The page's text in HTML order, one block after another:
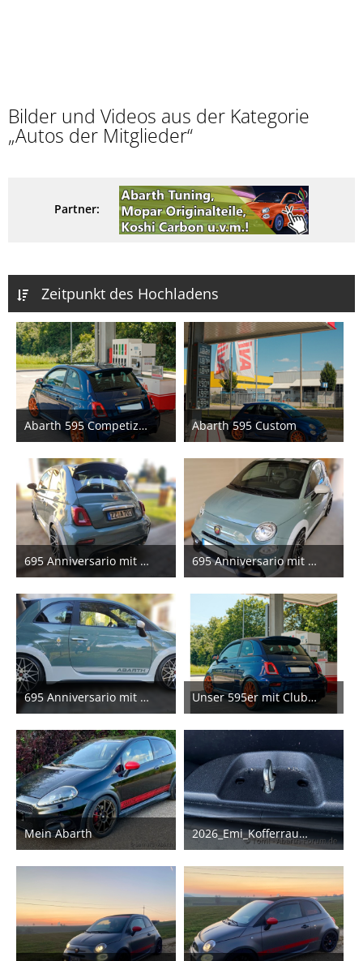
Bilder und Videos aus der Kategorie
„Autos der Mitglieder“
Partner:
Zeitpunkt des Hochladens
Abarth 595 Competizione
11. Juli 2026
Abarth 595 Custom
20. Juni 2026
3
695 Anniversario mit LED-Rückleuchten, NAP Klappen-AGA, Heckscheibe clean
9. Juni 2026
2
695 Anniversario mit Doppel-Dome-Motorhaube
9. Juni 2026
2
695 Anniversario mit Pogea X-Cut, Vmaxx Gewinde + 330mm Bremse
9. Juni 2026
2
Unser 595er mit Clubsport H&R
7. Juni 2026
2
Mein Abarth
25. Mai 2026
5
2026_Emi_Kofferraum-Schloss
26. Februar 2026
1